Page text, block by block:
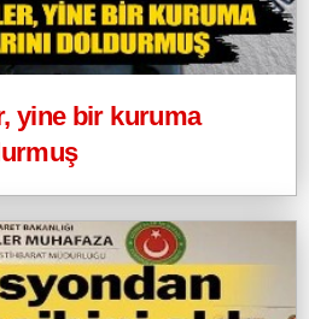
yine bir kuruma